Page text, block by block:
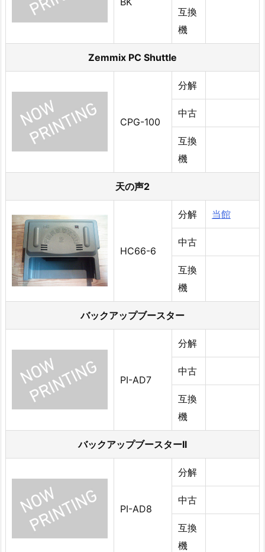
互換
機
Zemmix PC Shuttle
CPG-100
分解
中古
互換
機
天の声2
HC66-6
分解 当館
中古
互換
機
バックアップブースター
PI-AD7
分解
中古
互換
機
バックアップブースターII
PI-AD8
分解
中古
互換
機